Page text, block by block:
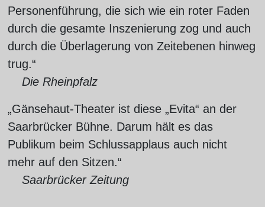
Personenführung, die sich wie ein roter Faden
durch die gesamte Inszenierung zog und auch
durch die Überlagerung von Zeitebenen hinweg
trug.“
Die Rheinpfalz
„Gänsehaut-Theater ist diese „Evita“ an der
Saarbrücker Bühne. Darum hält es das
Publikum beim Schlussapplaus auch nicht
mehr auf den Sitzen.“
Saarbrücker Zeitung